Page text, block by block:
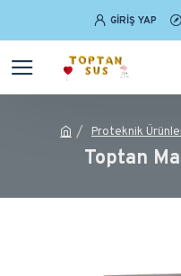
GIRIŞ YAP
Proteknik
Toptan